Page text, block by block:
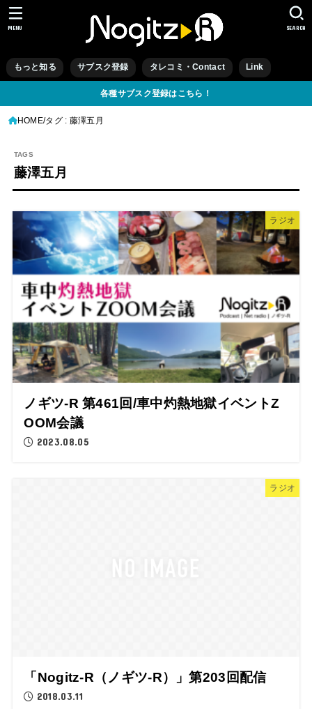
もっと知る サブスク登録 タレコミ・Contact Link
SEARCH
MENU
各種サブスク登録はこちら！
HOME タグ : 藤澤五月
藤澤五月
ラジオ
ノギツ-R 第461回/車中灼熱地獄イベントZ
OOM会議
2023.08.05
ラジオ
「Nogitz-R（ノギツ-R）」第203回配信
2018.03.11